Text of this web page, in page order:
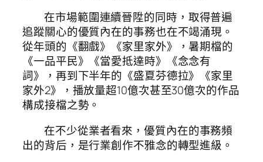
在市場範圍連續晉陞的同時，取得普遍
追蹤關心的優質內在的事務也在不竭涌現。
從年頭的《翻戲》《家里家外》，暑期檔的
《一品平民》《當愛抵達時》《念念有
詞》，再到下半年的《盛夏芬德拉》《家里
家外2》，播放量超10億次甚至30億次的作品
構成接檔之勢。
在不少從業者看來，優質內在的事務頻
出的背后，是行業創作不雅念的轉型進級。